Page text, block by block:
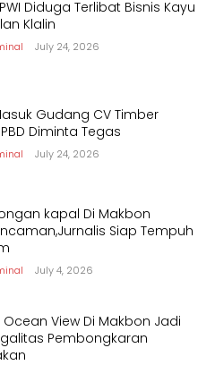
Diduga Terlibat Bisnis Kayu
Klalin
July 24, 2026
Gudang CV Timber
Diminta Tegas
July 24, 2026
kapal Di Makbon
Siap Tempuh
July 4, 2026
View Di Makbon Jadi
Pembongkaran